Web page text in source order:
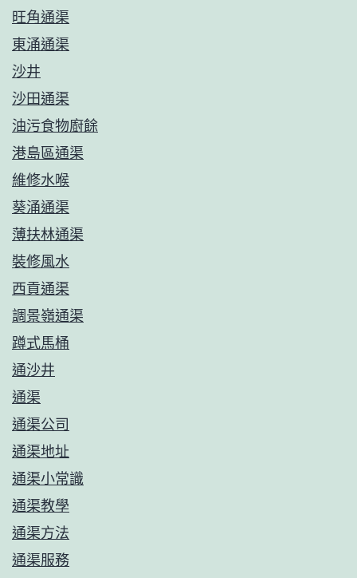
旺角通渠
東涌通渠
沙井
沙田通渠
油污食物廚餘
港島區通渠
維修水喉
葵涌通渠
薄扶林通渠
裝修風水
西貢通渠
調景嶺通渠
蹲式馬桶
通沙井
通渠
通渠公司
通渠地址
通渠小常識
通渠教學
通渠方法
通渠服務